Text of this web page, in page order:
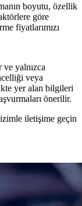
boyutu, özellik
göre
fiyatlarımızı
yalnızca
veya
yer alan bilgileri
önerilir.
iletişime geçin